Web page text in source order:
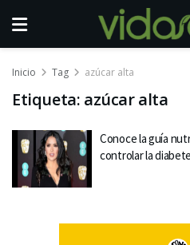
Inicio Tag azúcar alta
Etiqueta: azúcar alta
Conoce la guía
controlar la